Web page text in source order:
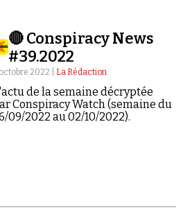
de presse
🔴 Conspiracy News
#39.2022
2022 | La Rédaction
de la semaine décryptée
Conspiracy Watch (semaine du
09/2022 au 02/10/2022).